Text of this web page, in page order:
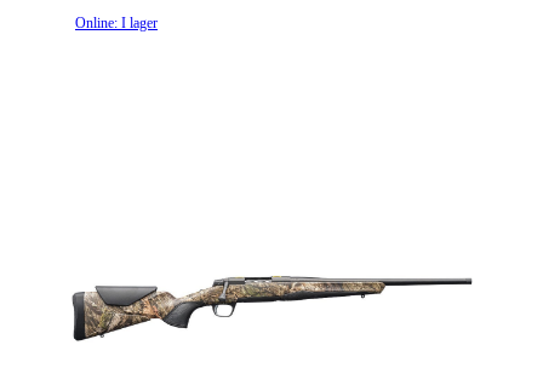
Online: I lager